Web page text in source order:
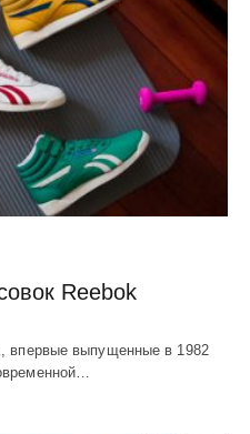
Reebok
впервые выпущенные в 1982